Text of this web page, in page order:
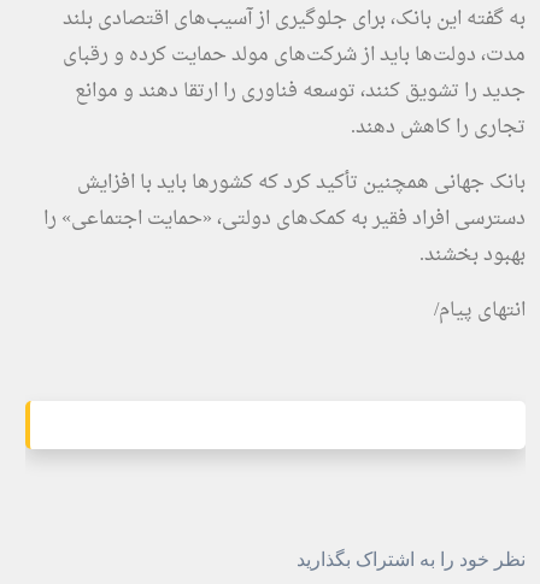
به گفته این بانک، برای جلوگیری از آسیب‌های اقتصادی بلند
مدت، دولت‌ها باید از شرکت‌های مولد حمایت کرده و رقبای
جدید را تشویق کنند، توسعه فناوری را ارتقا دهند و موانع
تجاری را کاهش دهند.
بانک جهانی همچنین تأکید کرد که کشورها باید با افزایش
دسترسی افراد فقیر به کمک‌های دولتی، «حمایت اجتماعی» را
بهبود بخشند.
انتهای پیام/
نظر خود را به اشتراک بگذارید